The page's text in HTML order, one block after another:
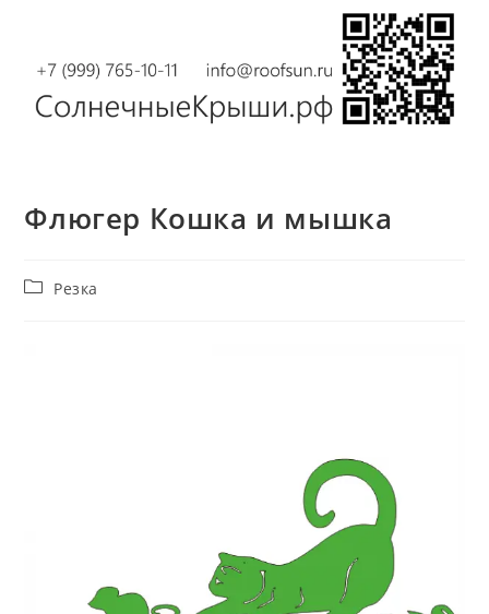
Флюгер Кошка и мышка
Рубрика
Резка